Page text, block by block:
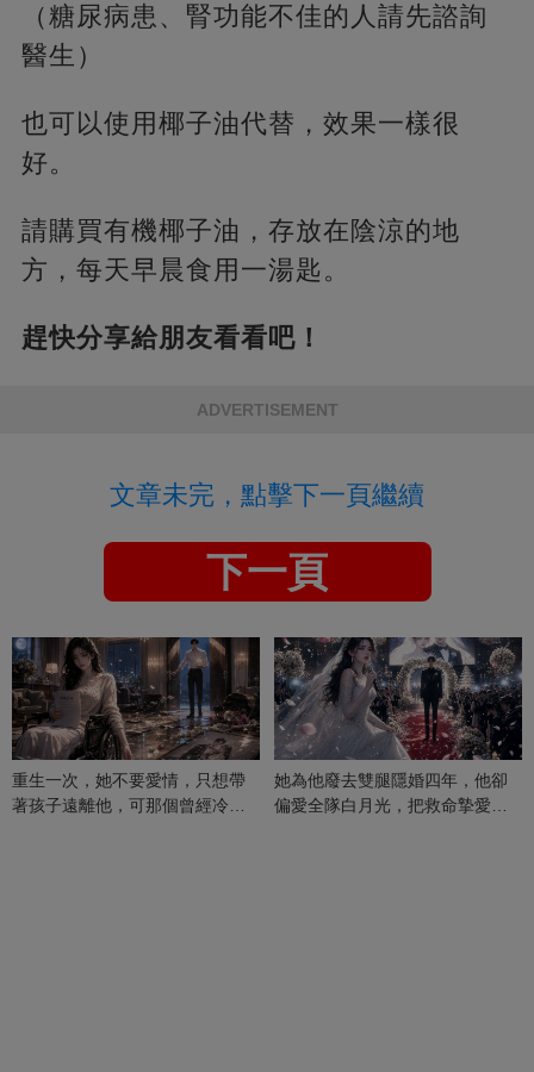
（糖尿病患、腎功能不佳的人請先諮詢
醫生）
也可以使用椰子油代替，效果一樣很
好。
請購買有機椰子油，存放在陰涼的地
方，每天早晨食用一湯匙。
趕快分享給朋友看看吧！
ADVERTISEMENT
文章未完，點擊下一頁繼續
下一頁
重生一次，她不要愛情，只想帶
著孩子遠離他，可那個曾經冷漠
她為他廢去雙腿隱婚四年，他卻
偏愛全隊白月光，把救命摯愛當